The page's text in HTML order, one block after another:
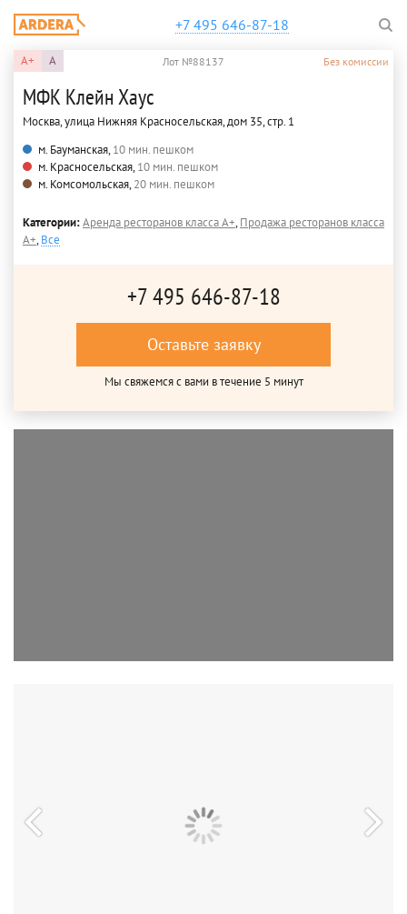
+7 495 646-87-18
A+ A Лот №88137 Без комиссии
МФК Клейн Хаус
Москва, улица Нижняя Красносельская, дом 35, стр. 1
м. Бауманская,10 мин. пешком
м. Красносельская,10 мин. пешком
м. Комсомольская,20 мин. пешком
Категории:Аренда ресторанов класса A+,Продажа ресторанов класса
A+,Все
+7 495 646-87-18
Оставьте заявку
Мы свяжемся с вами в течение 5 минут